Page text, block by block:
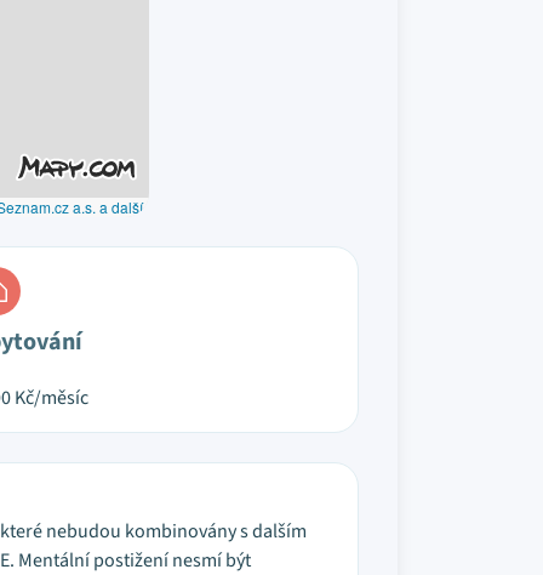
a.s. a další
Kč/měsíc
nebudou kombinovány s dalším
Mentální postižení nesmí být